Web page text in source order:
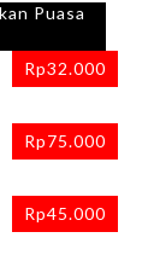
Puasa
Rp32.000
Rp75.000
Rp45.000